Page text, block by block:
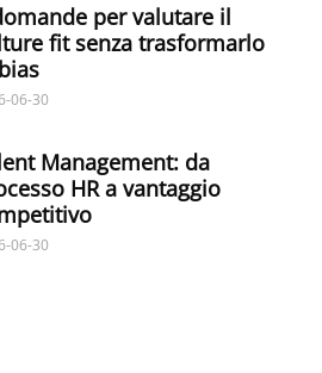
per valutare il
fit senza trasformarlo
06-30
Management: da
HR a vantaggio
06-30